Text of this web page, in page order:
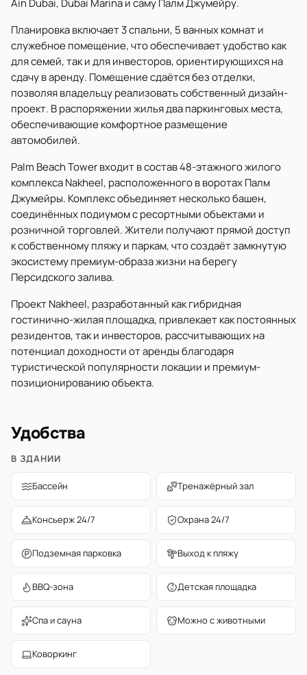
Ain Dubai, Dubai Marina и саму Палм Джумейру.
Планировка включает 3 спальни, 5 ванных комнат и
служебное помещение, что обеспечивает удобство как
для семей, так и для инвесторов, ориентирующихся на
сдачу в аренду. Помещение сдаётся без отделки,
позволяя владельцу реализовать собственный дизайн-
проект. В распоряжении жилья два паркинговых места,
обеспечивающие комфортное размещение
автомобилей.
Palm Beach Tower входит в состав 48-этажного жилого
комплекса Nakheel, расположенного в воротах Палм
Джумейры. Комплекс объединяет несколько башен,
соединённых подиумом с ресортными объектами и
розничной торговлей. Жители получают прямой доступ
к собственному пляжу и паркам, что создаёт замкнутую
экосистему премиум-образа жизни на берегу
Персидского залива.
Проект Nakheel, разработанный как гибридная
гостинично-жилая площадка, привлекает как постоянных
резидентов, так и инвесторов, рассчитывающих на
потенциал доходности от аренды благодаря
туристической популярности локации и премиум-
позиционированию объекта.
Удобства
В ЗДАНИИ
Бассейн Тренажёрный зал
Консьерж 24/7 Охрана 24/7
Подземная парковка Выход к пляжу
BBQ-зона Детская площадка
Спа и сауна Можно с животными
Коворкинг